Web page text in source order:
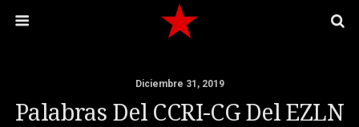
Diciembre 31, 2019
Palabras Del CCRI-CG Del EZLN